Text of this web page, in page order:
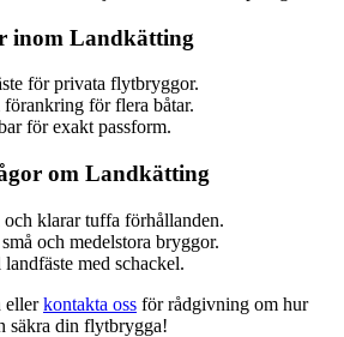
inom Landkätting
för privata flytbryggor.
förankring för flera båtar.
för exakt passform.
om Landkätting
klarar tuffa förhållanden.
och medelstora bryggor.
med schackel.
ellerkontakta oss för rådgivning om hur
säkra din flytbrygga!